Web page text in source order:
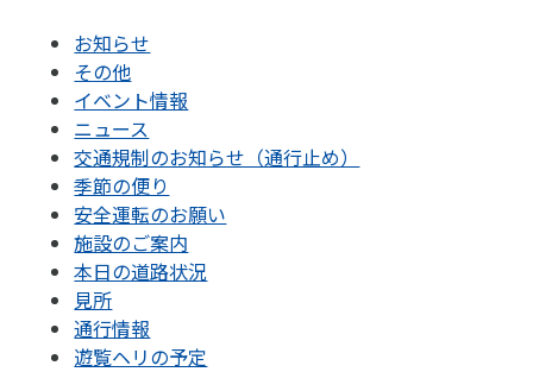
お知らせ
その他
イベント情報
ニュース
交通規制のお知らせ（通行止め）
季節の便り
安全運転のお願い
施設のご案内
本日の道路状況
見所
通行情報
遊覧ヘリの予定